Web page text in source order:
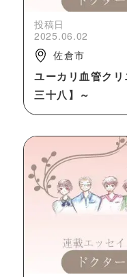
投稿日
2025.06.02
佐倉市
ユーカリ血管ク
三十八】～